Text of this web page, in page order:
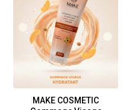
MAKE COSMETIC